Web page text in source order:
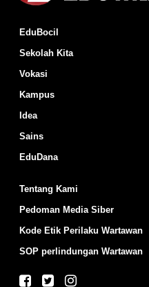
EduBocil
Sekolah Kita
Vokasi
Kampus
Idea
Sains
EduDana
Tentang Kami
Pedoman Media Siber
Kode Etik Perilaku Wartawan
SOP perlindungan Wartawan